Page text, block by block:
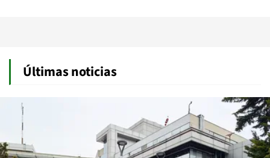
Últimas noticias